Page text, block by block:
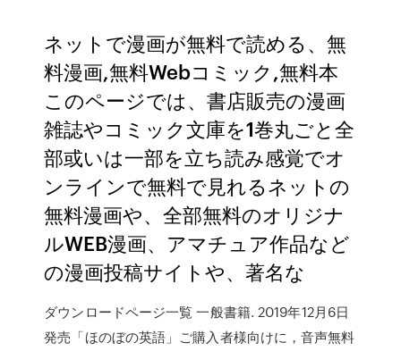
ネットで漫画が無料で読める、無
料漫画,無料Webコミック,無料本
このページでは、書店販売の漫画
雑誌やコミック文庫を1巻丸ごと全
部或いは一部を立ち読み感覚でオ
ンラインで無料で見れるネットの
無料漫画や、全部無料のオリジナ
ルWEB漫画、アマチュア作品など
の漫画投稿サイトや、著名な
ダウンロードページ一覧 一般書籍. 2019年12月6日
発売「ほのぼの英語」ご購入者様向けに，音声無料